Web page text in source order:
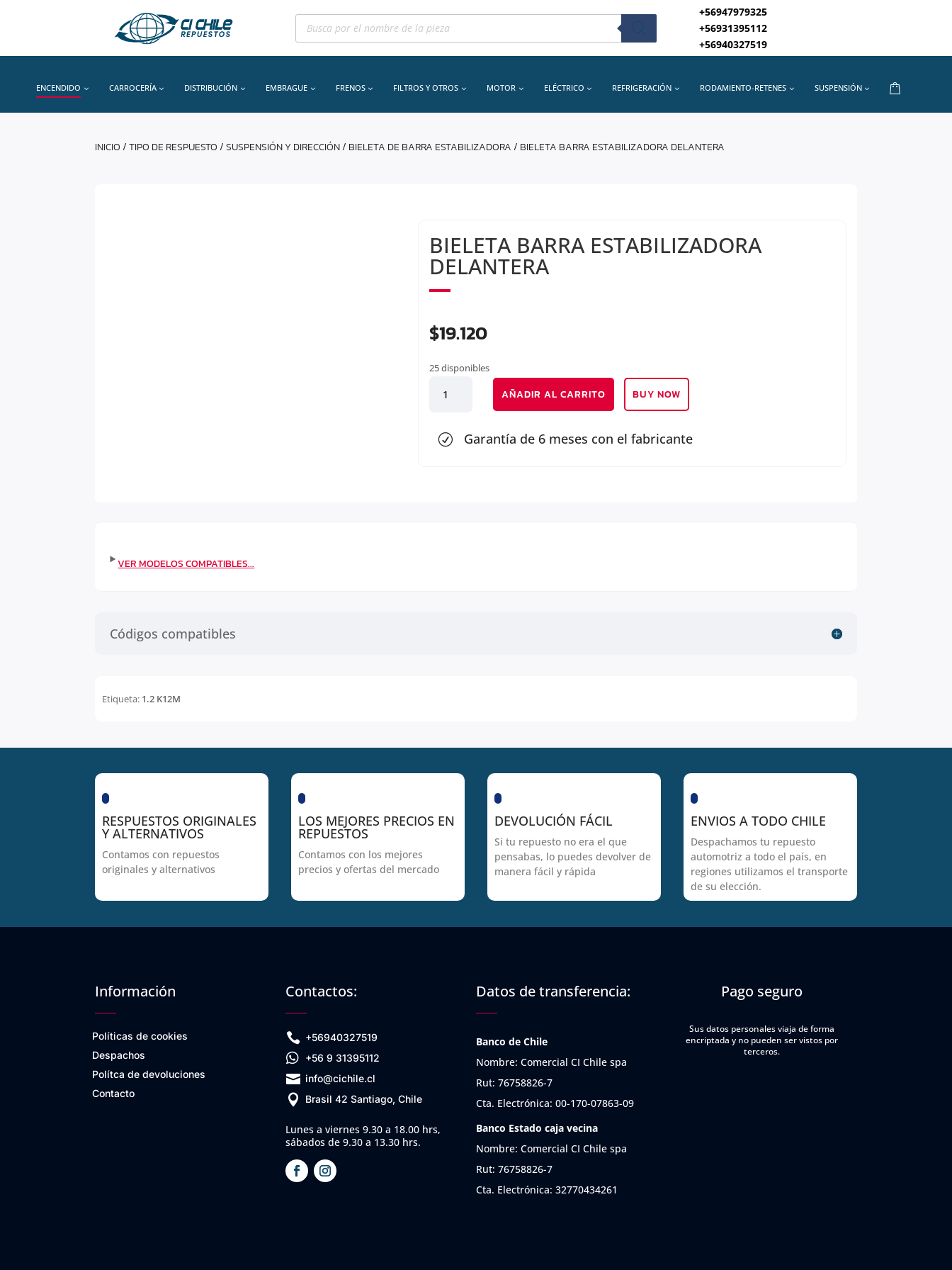
Búsqueda
productos
+56947979325
+56931395112
+56940327519
ENCENDIDO CARROCERÍA DISTRIBUCIÓN EMBRAGUE FRENOS FILTROS Y OTROS MOTOR ELÉCTRICO REFRIGERACIÓN RODAMIENTO-RETENES SUSPENSIÓN
INICIO/TIPO DE RESPUESTO/SUSPENSIÓN Y DIRECCIÓN/ BIELETA DE BARRA ESTABILIZADORA/ BIELETA BARRA ESTABILIZADORA DELANTERA
BIELETA BARRA ESTABILIZADORA
DELANTERA
$19.120
25 disponibles
BARRA
DELANTERA
cantidad
AÑADIR AL CARRITO BUY NOW
R Garantía de 6 meses con el fabricante
Códigos compatibles
Etiqueta: 1.2 K12M
RESPUESTOS ORIGINALES
Y ALTERNATIVOS
Contamos con repuestos
originales y alternativos
LOS MEJORES PRECIOS EN
REPUESTOS
Contamos con los mejores
precios y ofertas del mercado
DEVOLUCIÓN FÁCIL
Si tu repuesto no era el que
pensabas, lo puedes devolver de
manera fácil y rápida
ENVIOS A TODO CHILE
Despachamos tu repuesto
automotriz a todo el país, en
regiones utilizamos el transporte
de su elección.
Información
Políticas de cookies
Despachos
Polítca de devoluciones
Contacto
Contactos:
 +56940327519
 +56 9 31395112
 info@cichile.cl
 Brasil 42 Santiago, Chile
Lunes a viernes 9.30 a 18.00 hrs,
sábados de 9.30 a 13.30 hrs.
Datos de transferencia:
Banco de Chile
Nombre: Comercial CI Chile spa
Rut: 76758826-7
Cta. Electrónica: 00-170-07863-09
Banco Estado caja vecina
Nombre: Comercial CI Chile spa
Rut: 76758826-7
Cta. Electrónica: 32770434261
Pago seguro
Sus datos personales viaja de forma
encriptada y no pueden ser vistos por
terceros.